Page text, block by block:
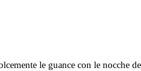
le guance con le